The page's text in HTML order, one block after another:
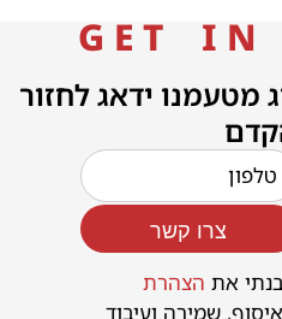
G E T I N
מטעמנו ידאג לחזור
את הצהרת
שמירה ועיבוד
צרו קשר